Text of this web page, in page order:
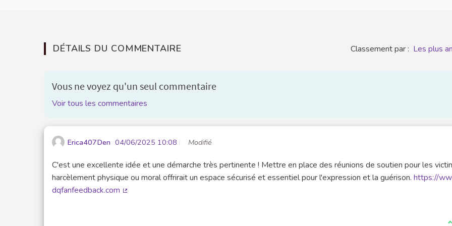
DÉTAILS DU COMMENTAIRE Classement par : Les plus
Vous ne voyez qu'un seul commentaire
Voir tous les commentaires
Erica407Den 04/06/2025 10:08 Modifié
C'est une excellente idée et une démarche très pertinente ! Mettre en place des réunions de soutien pour les
harcèlement physique ou moral offrirait un espace sécurisé et essentiel pour l'expression et la guérison. https://
dqfanfeedback.com